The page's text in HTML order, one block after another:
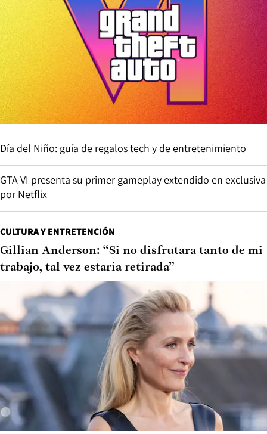
Día del Niño: guía de regalos tech y de entretenimiento
GTA VI presenta su primer gameplay extendido en exclusiva
por Netflix
CULTURA Y ENTRETENCIÓN
Gillian Anderson: “Si no disfrutara tanto de mi
trabajo, tal vez estaría retirada”